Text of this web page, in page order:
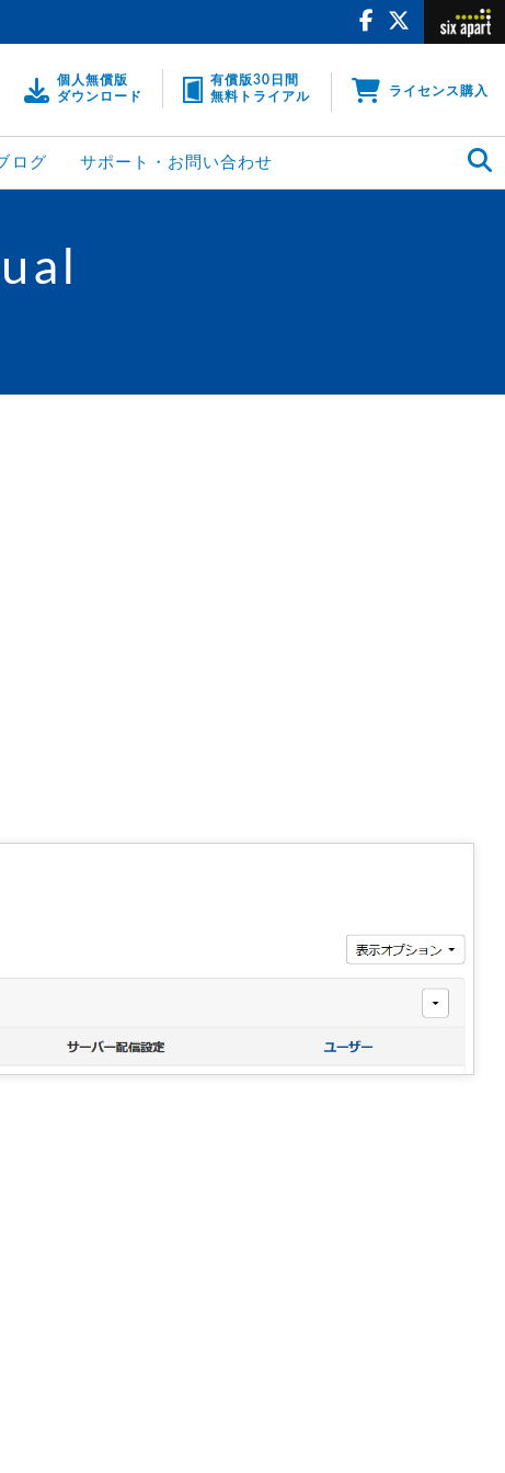
個人無償版
ダウンロード
有償版30日間
無料トライアル
ライセンス購入
ログ サポート・お問い合わせ